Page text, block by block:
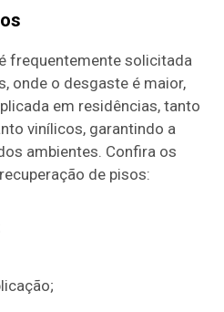
frequentemente solicitada
onde o desgaste é maior,
em residências, tanto
vinílicos, garantindo a
ambientes. Confira os
de pisos: